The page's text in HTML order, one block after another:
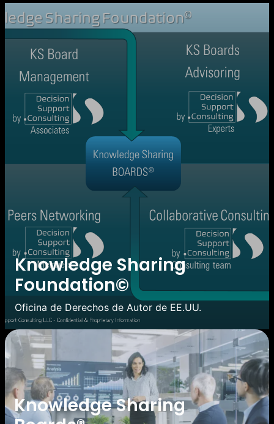
Knowledge Sharing
Foundation©
Oficina de Derechos de Autor de EE.UU.
Knowledge Sharing